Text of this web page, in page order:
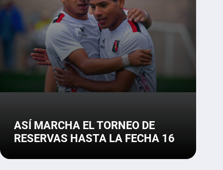
ASÍ MARCHA EL TORNEO DE
RESERVAS HASTA LA FECHA 16